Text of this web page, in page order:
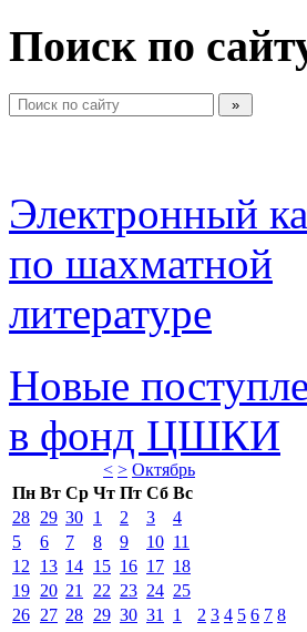
Поиск по
Электронный
по шахматной
литературе
Новые
в фонд ЦШКИ
< > Октябрь
Пн Вт Ср Чт Пт Сб Вс
28 29 30 1 2 3
4
5
6 7 8 9 10 11
12
13 14 15 16 17 18
19 20 21 22 23 24 25
26 27 28 29 30 31 1 2 3 4 5 6 7 8